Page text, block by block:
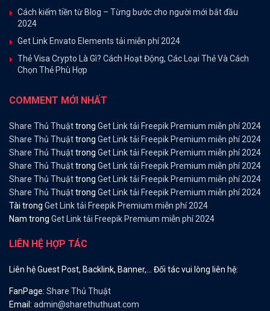
Cách kiếm tiền từ Blog – Từng bước cho người mới bắt đầu
2024
Get Link Envato Elements tải miễn phí 2024
Thẻ Visa Crypto Là Gì? Cách Hoạt Động, Các Loại Thẻ Và Cách
Chọn Thẻ Phù Hợp
COMMENT MỚI NHẤT
Share Thủ Thuậttrong Get Link tải Freepik Premium miễn phí 2024
Share Thủ Thuậttrong Get Link tải Freepik Premium miễn phí 2024
Share Thủ Thuậttrong Get Link tải Freepik Premium miễn phí 2024
Share Thủ Thuậttrong Get Link tải Freepik Premium miễn phí 2024
Share Thủ Thuậttrong Get Link tải Freepik Premium miễn phí 2024
Share Thủ Thuậttrong Get Link tải Freepik Premium miễn phí 2024
Tài trong Get Link tải Freepik Premium miễn phí 2024
Nam trong Get Link tải Freepik Premium miễn phí 2024
LIÊN HỆ HỢP TÁC
Liên hệ Guest Post, Backlink, Banner,… Đối tác vui lòng liên hệ:
FanPage: Share Thủ Thuật
Email: admin@sharethuthuat.com